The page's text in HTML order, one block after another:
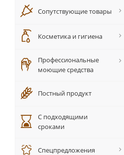
Сопутствующие товары
Косметика и гигиена
Профессиональные
моющие средства
Постный продукт
С подходящими
сроками
Спецпредложения